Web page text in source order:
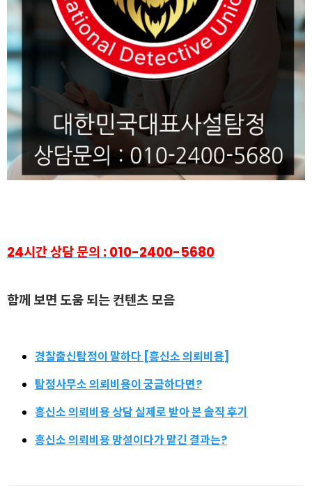
24시간 상담 문의 : 010-2400-5680
함께 보면 도움 되는 컨텐츠 모음
경찰출신탐정이 말하다 [흥신소 의뢰비용]
탐정사무소 의뢰비용이 궁금하다면?
흥신소 의뢰비용 상담 실제로 받아 본 솔직 후기
흥신소 의뢰비용 망설이다가 맡긴 결과는?